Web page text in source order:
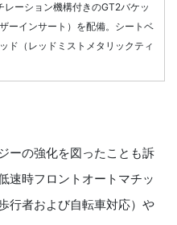
ーション機構付きのGT2バケッ
ーインサート）を配備。シートベ
ド（レッドミストメタリックティ
ーの強化を図ったことも訴
速時フロントオートマチッ
行者および自転車対応）や